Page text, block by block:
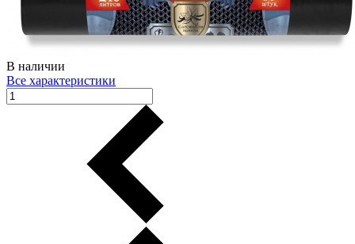
В наличии
Все характеристики